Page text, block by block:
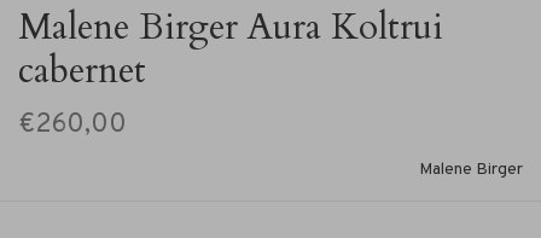
Malene Birger Aura Koltrui
cabernet
€260,00
Malene Birger